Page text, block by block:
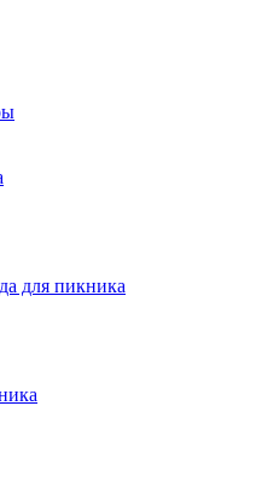
для пикника